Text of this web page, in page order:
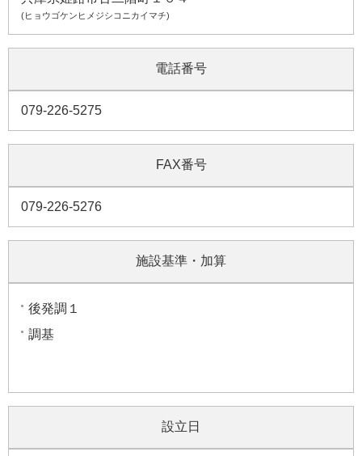
(ヒョウゴケンヒメジシコニカイマチ)
電話番号
079-226-5275
FAX番号
079-226-5276
施設基準・加算
後発調１
調基
設立日